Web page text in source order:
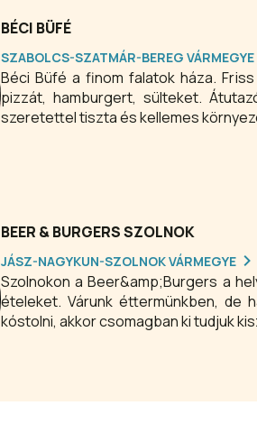
BÉCI BÜFÉ
SZABOLCS-SZATMÁR-BEREG VÁRMEGYE
Béci Büfé a finom falatok háza.
pizzát, hamburgert, sülteket. Átutazó és helyben fogyasztani kívánó vendégeket is várunk sok
szeretettel tiszta és kellemes
BEER & BURGERS SZOLNOK
JÁSZ-NAGYKUN-SZOLNOK VÁRMEGYE
Szolnokon a Beer&amp;Burgers a
ételeket. Várunk éttermünkben, de
kóstolni, akkor csomagban ki